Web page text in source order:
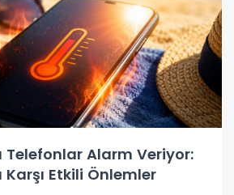
Telefonlar Alarm Veriyor:
Karşı Etkili Önlemler